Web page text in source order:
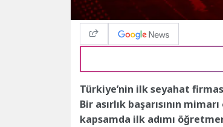
Türkiye’nin ilk seyahat
Bir asırlık başarısının
kapsamda ilk adımı